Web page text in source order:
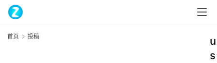
首页 投稿
u
s